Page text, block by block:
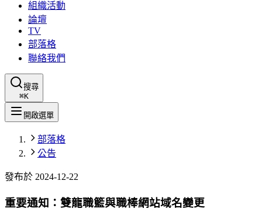
組織活動
論壇
TV
部落格
聯絡我們
搜尋
⌘K
開啟選單
部落格
公告
發布於 2024-12-22
重要通知：雙龍職籃與職棒網站域名變更